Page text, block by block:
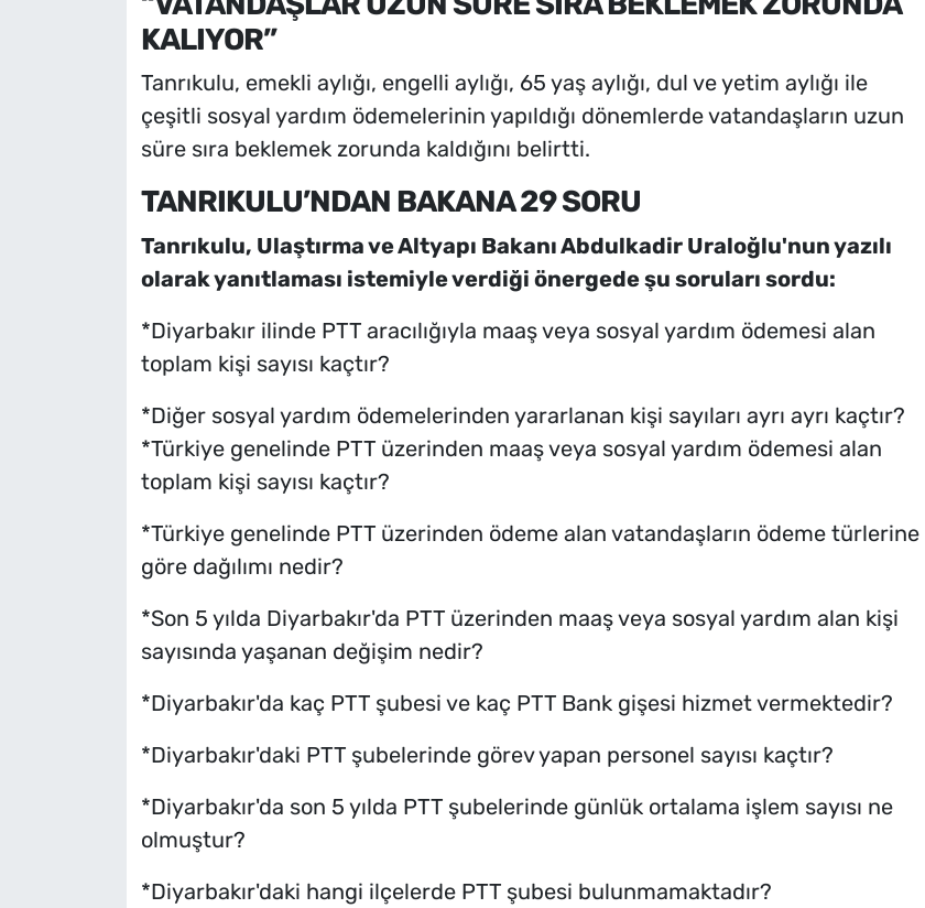
KALIYOR”
Tanrıkulu, emekli aylığı, engelli aylığı, 65 yaş aylığı, dul ve yetim aylığı ile
çeşitli sosyal yardım ödemelerinin yapıldığı dönemlerde vatandaşların uzun
süre sıra beklemek zorunda kaldığını belirtti.
TANRIKULU’NDAN BAKANA 29 SORU
Tanrıkulu, Ulaştırma ve Altyapı Bakanı Abdulkadir Uraloğlu'nun yazılı
olarak yanıtlaması istemiyle verdiği önergede şu soruları sordu:
*Diyarbakır ilinde PTT aracılığıyla maaş veya sosyal yardım ödemesi alan
toplam kişi sayısı kaçtır?
*Diğer sosyal yardım ödemelerinden yararlanan kişi sayıları ayrı ayrı kaçtır?
*Türkiye genelinde PTT üzerinden maaş veya sosyal yardım ödemesi alan
toplam kişi sayısı kaçtır?
*Türkiye genelinde PTT üzerinden ödeme alan vatandaşların ödeme türlerine
göre dağılımı nedir?
*Son 5 yılda Diyarbakır'da PTT üzerinden maaş veya sosyal yardım alan kişi
sayısında yaşanan değişim nedir?
*Diyarbakır'da kaç PTT şubesi ve kaç PTT Bank gişesi hizmet vermektedir?
*Diyarbakır'daki PTT şubelerinde görev yapan personel sayısı kaçtır?
*Diyarbakır'da son 5 yılda PTT şubelerinde günlük ortalama işlem sayısı ne
olmuştur?
*Diyarbakır'daki hangi ilçelerde PTT şubesi bulunmamaktadır?